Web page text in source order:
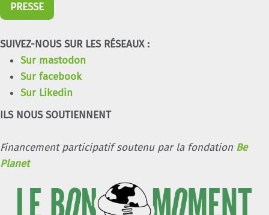
PRESSE
SUIVEZ-NOUS SUR LES RÉSEAUX :
Sur mastodon
Sur facebook
Sur Likedin
ILS NOUS SOUTIENNENT
Financement participatif soutenu par la fondation Be
Planet